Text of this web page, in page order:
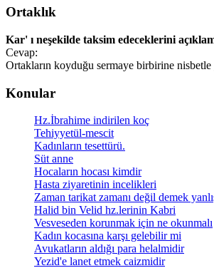
Ortaklık
Kar' ı neşekilde taksim edeceklerini
Cevap:
Ortakların koyduğu sermaye birbirine
Konular
Hz.İbrahime indirilen koç
Tehiyyetül-mescit
Kadınların tesettürü.
Süt anne
Hocaların hocası kimdir
Hasta ziyaretinin incelikleri
Zaman tarikat zamanı değil demek
Halid bin Velid hz.lerinin Kabri
Vesveseden korunmak için ne okunmalı
Kadın kocasına karşı gelebilir mi
Avukatların aldığı para helalmidir
Yezid'e lanet etmek caizmidir